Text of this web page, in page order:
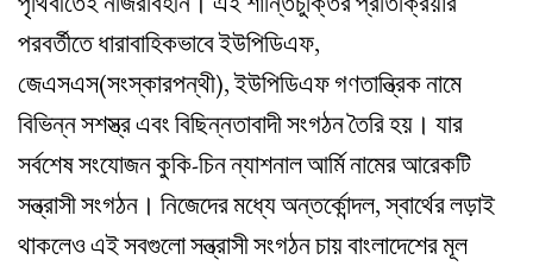
পরবর্তীতে ধারাবাহিকভাবে ইউপিডিএফ,
জেএসএস(সংস্কারপন্থী), ইউপিডিএফ গণতান্ত্রিক নামে
বিভিন্ন সশস্ত্র এবং বিছিন্নতাবাদী সংগঠন তৈরি হয়। যার
সর্বশেষ সংযোজন কুকি-চিন ন্যাশনাল আর্মি নামের আরেকটি
সন্ত্রাসী সংগঠন। নিজেদের মধ্যে অন্তর্কোন্দল, স্বার্থের লড়াই
থাকলেও এই সবগুলো সন্ত্রাসী সংগঠন চায় বাংলাদেশের মূল